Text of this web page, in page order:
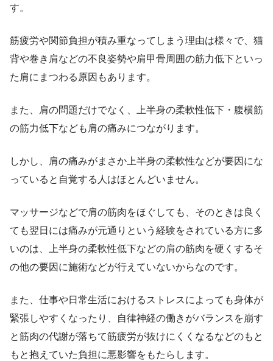
す。
筋疲労や関節負担が積み重なってしまう理由は様々で、猫
背や巻き肩などの不良姿勢や肩甲骨周囲の筋力低下といっ
た肩にまつわる原因もあります。
また、肩の問題だけでなく、上半身の柔軟性低下・腹横筋
の筋力低下なども肩の痛みにつながります。
しかし、肩の痛みがまさか上半身の柔軟性などが要因にな
っていると自覚する人はほとんどいません。
マッサージなどで肩の筋肉をほぐしても、そのときは良く
ても翌日には痛みが元通りという経験をされている方に多
いのは、上半身の柔軟性低下などの肩の筋肉を硬くするそ
の他の要因に施術などが行えていないからなのです。
また、仕事や日常生活におけるストレスによっても身体が
緊張しやすくなったり、自律神経の働きがバランスを崩す
と筋肉の代謝が落ちて筋疲労が抜けにくくなるなどのもと
もと抱えていた負担に悪影響をもたらします。